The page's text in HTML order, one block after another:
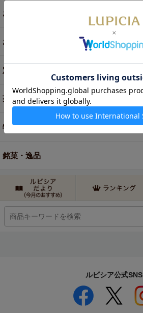
お菓子・食品・飲料
お買い得商品
定期便
茶器・オリジナルグッズ
特別商品・お取り寄せ
銘菓・逸品
ルピシア公式SNS